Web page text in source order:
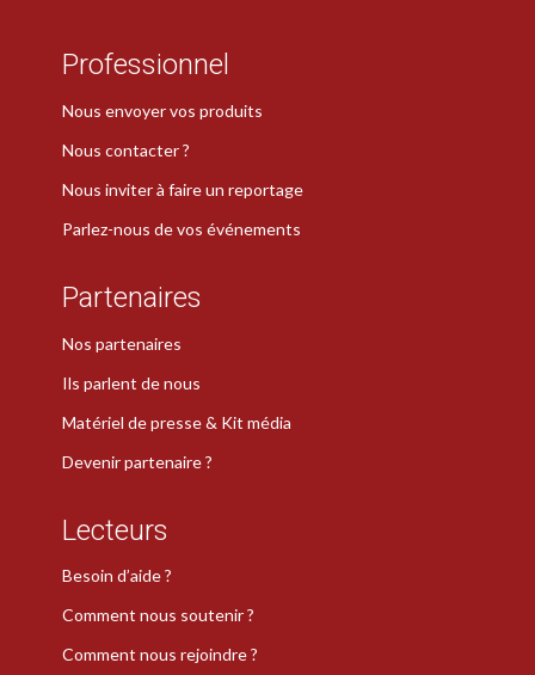
Professionnel
Nous envoyer vos produits
Nous contacter ?
Nous inviter à faire un reportage
Parlez-nous de vos événements
Partenaires
Nos partenaires
Ils parlent de nous
Matériel de presse & Kit média
Devenir partenaire ?
Lecteurs
Besoin d’aide ?
Comment nous soutenir ?
Comment nous rejoindre ?